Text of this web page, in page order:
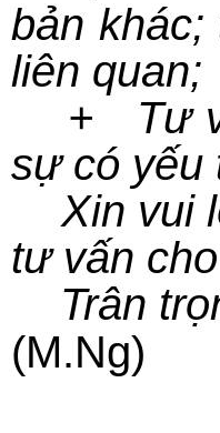
bản
liên quan;
+ Tư
sự có yếu
Xin vui
tư vấn
Trân
(M.Ng)